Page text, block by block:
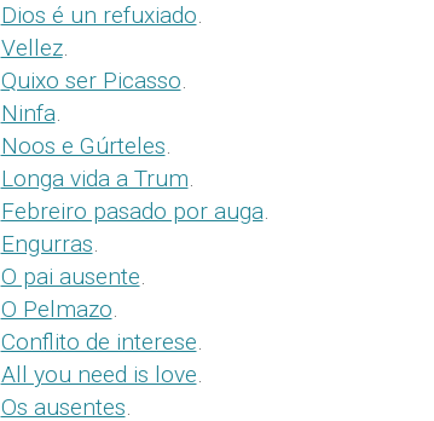
Dios é un refuxiado.
Vellez.
Quixo ser Picasso.
Ninfa.
Noos e Gúrteles.
Longa vida a Trum.
Febreiro pasado por auga.
Engurras.
O pai ausente.
O Pelmazo.
Conflito de interese.
All you need is love.
Os ausentes.